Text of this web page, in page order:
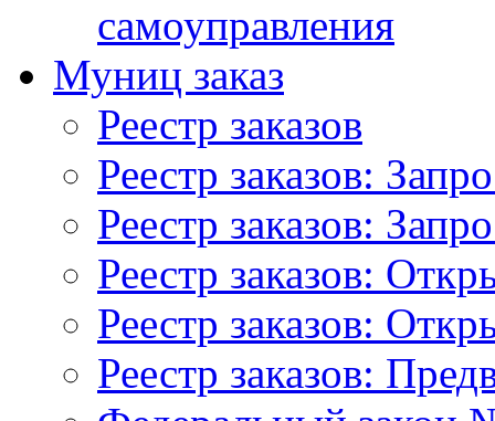
самоуправления
Муниц заказ
Реестр заказов
Реестр заказов:
Реестр заказов:
Реестр заказов:
Реестр заказов:
Реестр заказов: